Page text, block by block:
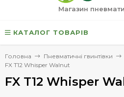
Магазин
КАТАЛОГ ТОВАРІВ
Головна Пневматичні гвинтівки
FX T12 Whisper Walnut
FX T12 Whisper